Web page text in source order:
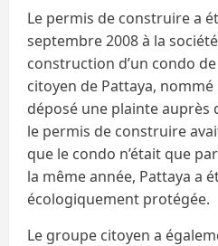
Le permis de construire a
septembre 2008 à la
construction d’un condo
citoyen de Pattaya,
déposé une plainte auprès
le permis de construire
que le condo n’était que
la même année, Pattaya a
écologiquement protégée.
Le groupe citoyen a